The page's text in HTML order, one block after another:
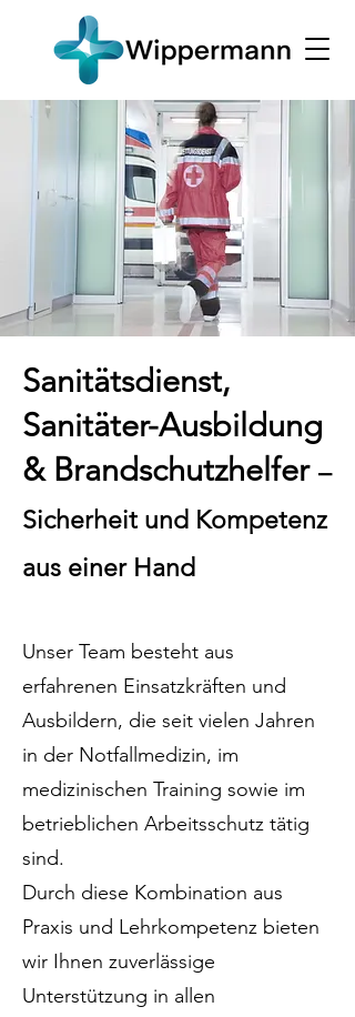
Sanitätsdienst,
Sanitäter-Ausbildung
& Brandschutzhelfer –
Sicherheit und Kompetenz
aus einer Hand
Unser Team besteht aus
erfahrenen Einsatzkräften und
Ausbildern, die seit vielen Jahren
in der Notfallmedizin, im
medizinischen Training sowie im
betrieblichen Arbeitsschutz tätig
sind.
Durch diese Kombination aus
Praxis und Lehrkompetenz bieten
wir Ihnen zuverlässige
Unterstützung in allen